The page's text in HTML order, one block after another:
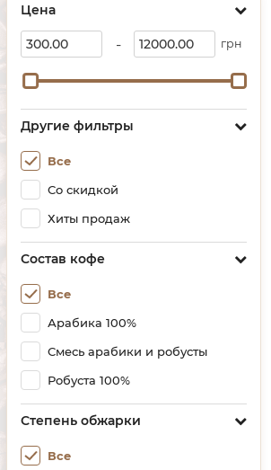
Цена
- грн
Другие фильтры
Все
Со скидкой
Хиты продаж
Состав кофе
Все
Арабика 100%
Смесь арабики и робусты
Робуста 100%
Степень обжарки
Все